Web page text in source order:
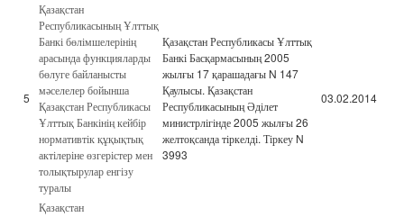
5
Қазақстан
Республикасының Ұлттық
Банкі бөлімшелерінің
арасында функцияларды
бөлуге байланысты
мәселелер бойынша
Қазақстан Республикасы
Ұлттық Банкінің кейбір
нормативтік құқықтық
актілеріне өзгерістер мен
толықтырулар енгізу
туралы
Қазақстан Республикасы Ұлттық
Банкі Басқармасының 2005
жылғы 17 қарашадағы N 147
Қаулысы. Қазақстан
Республикасының Әділет
министрлігінде 2005 жылғы 26
желтоқсанда тіркелді. Тіркеу N
3993
03.02.2014
Қазақстан